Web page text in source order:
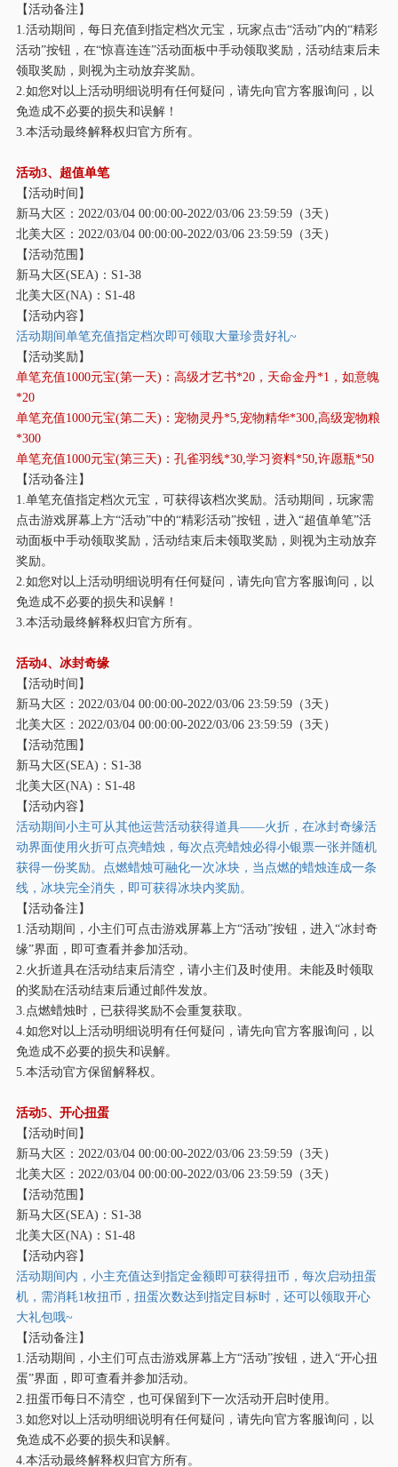
【活动备注】
1.活动期间，每日充值到指定档次元宝，玩家点击“活动”内的“精彩
活动”按钮，在“惊喜连连”活动面板中手动领取奖励，活动结束后未
领取奖励，则视为主动放弃奖励。
2.如您对以上活动明细说明有任何疑问，请先向官方客服询问，以
免造成不必要的损失和误解！
3.本活动最终解释权归官方所有。
活动3、超值单笔
【活动时间】
新马大区： 2022/03/04 00:00:00-2022/03/06 23:59:59（3天）
北美大区： 2022/03/04 00:00:00-2022/03/06 23:59:59（3天）
【活动范围】
新马大区(SEA)：S1-38
北美大区(NA)：S1-48
【活动内容】
活动期间单笔充值指定档次即可领取大量珍贵好礼~
【活动奖励】
单笔充值1000元宝(第一天)： 高级才艺书*20，天命金丹*1 ，如意魄
*20
单笔充值1000元宝(第二天)：宠物灵丹*5,宠物精华*300,高级宠物粮
*300
单笔充值1000元宝(第三天)：孔雀羽线*30,学习资料*50,许愿瓶*50
【活动备注】
1.单笔充值指定档次元宝，可获得该档次奖励。活动期间，玩家需
点击游戏屏幕上方“活动”中的“精彩活动”按钮，进入“超值单笔”活
动面板中手动领取奖励，活动结束后未领取奖励，则视为主动放弃
奖励。
2.如您对以上活动明细说明有任何疑问，请先向官方客服询问，以
免造成不必要的损失和误解！
3.本活动最终解释权归官方所有。
活动4、冰封奇缘
【活动时间】
新马大区： 2022/03/04 00:00:00-2022/03/06 23:59:59（3天）
北美大区： 2022/03/04 00:00:00-2022/03/06 23:59:59（3天）
【活动范围】
新马大区(SEA)：S1-38
北美大区(NA)：S1-48
【活动内容】
活动期间小主可从其他运营活动获得道具——火折，在冰封奇缘活
动界面使用火折可点亮蜡烛，每次点亮蜡烛必得小银票一张并随机
获得一份奖励。点燃蜡烛可融化一次冰块，当点燃的蜡烛连成一条
线，冰块完全消失，即可获得冰块内奖励。
【活动备注】
1.活动期间，小主们可点击游戏屏幕上方“活动”按钮，进入“冰封奇
缘”界面，即可查看并参加活动。
2.火折道具在活动结束后清空，请小主们及时使用。未能及时领取
的奖励在活动结束后通过邮件发放。
3.点燃蜡烛时，已获得奖励不会重复获取。
4.如您对以上活动明细说明有任何疑问，请先向官方客服询问，以
免造成不必要的损失和误解。
5.本活动官方保留解释权。
活动5、开心扭蛋
【活动时间】
新马大区： 2022/03/04 00:00:00-2022/03/06 23:59:59（3天）
北美大区： 2022/03/04 00:00:00-2022/03/06 23:59:59（3天）
【活动范围】
新马大区(SEA)：S1-38
北美大区(NA)：S1-48
【活动内容】
活动期间内，小主充值达到指定金额即可获得扭币，每次启动扭蛋
机，需消耗1枚扭币，扭蛋次数达到指定目标时，还可以领取开心
大礼包哦~
【活动备注】
1.活动期间，小主们可点击游戏屏幕上方“活动”按钮，进入“开心扭
蛋”界面，即可查看并参加活动。
2.扭蛋币每日不清空，也可保留到下一次活动开启时使用。
3.如您对以上活动明细说明有任何疑问，请先向官方客服询问，以
免造成不必要的损失和误解。
4.本活动最终解释权归官方所有。